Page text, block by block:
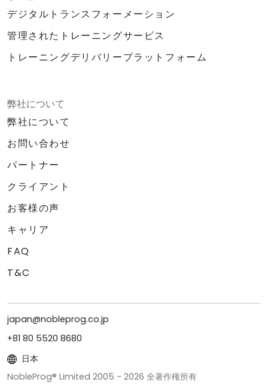
デジタルトランスフォーメーション
管理されたトレーニングサービス
トレーニングデリバリープラットフォーム
弊社について
弊社について
お問い合わせ
パートナー
クライアント
お客様の声
キャリア
FAQ
T&C
japan@nobleprog.co.jp
+81 80 5520 8680
日本
NobleProg® Limited 2005 - 2026 全著作権所有